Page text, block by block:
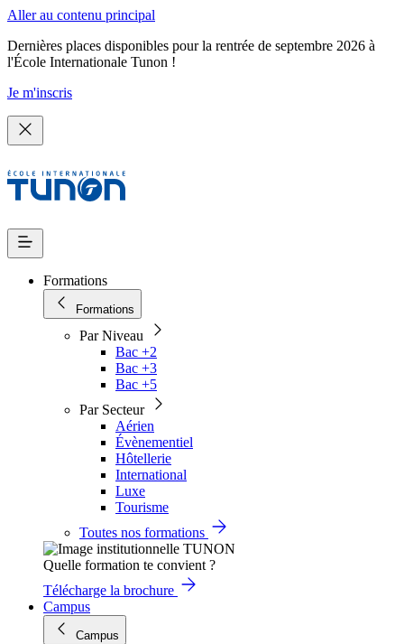
Aller au contenu principal
Dernières places disponibles pour la rentrée de septembre 2026 à
l'École Internationale Tunon !
Je m'inscris
Formations
Formations
Par Niveau
Bac +2
Bac +3
Bac +5
Par Secteur
Aérien
Évènementiel
Hôtellerie
International
Luxe
Tourisme
Toutes nos formations
Quelle formation te convient ?
Télécharge la brochure
Campus
Campus